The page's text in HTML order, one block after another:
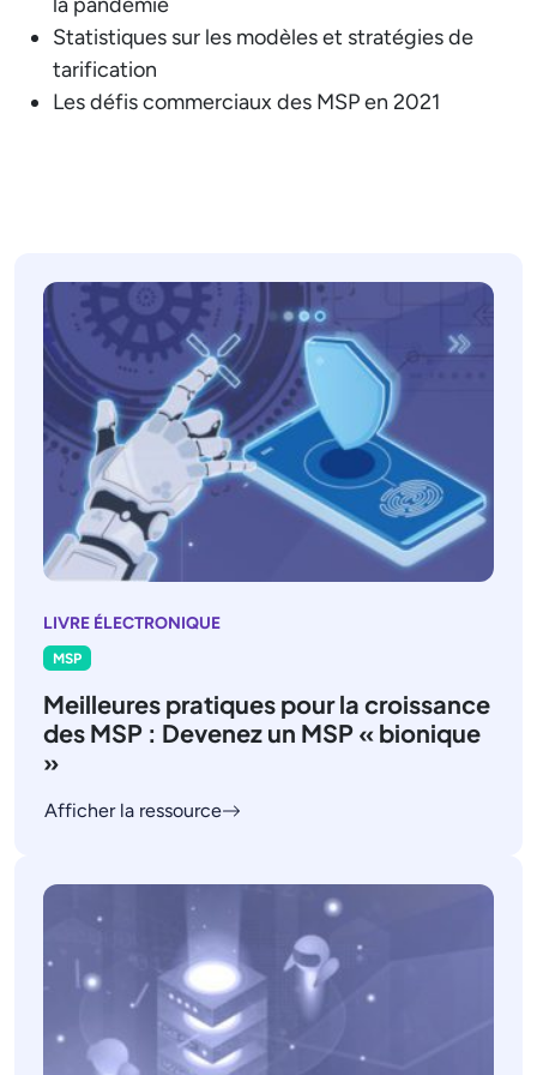
Statistiques sur les modèles et stratégies de
tarification
Les défis commerciaux des MSP en 2021
LIVRE ÉLECTRONIQUE
MSP
Meilleures pratiques pour la croissance
des MSP : Devenez un MSP « bionique
»
Afficher la ressource